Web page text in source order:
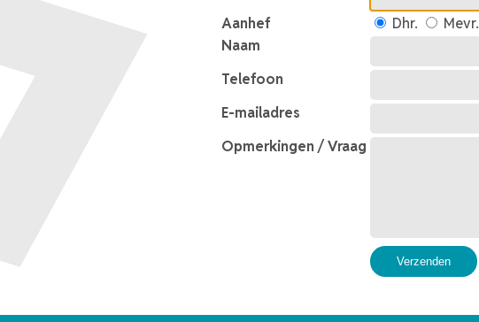
Aanhef
Dhr.
Mevr.
Naam
Telefoon
E-mailadres
Opmerkingen / Vraag
Verzenden